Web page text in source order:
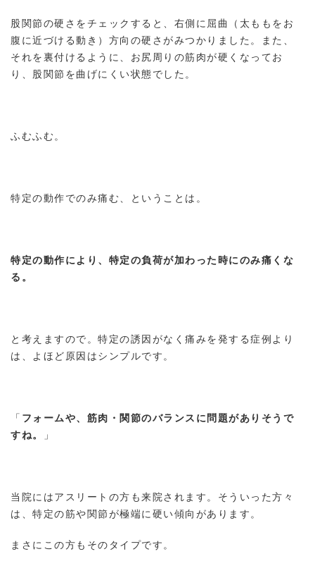
股関節の硬さをチェックすると、右側に屈曲（太ももをお
腹に近づける動き）方向の硬さがみつかりました。また、
それを裏付けるように、お尻周りの筋肉が硬くなってお
り、股関節を曲げにくい状態でした。
ふむふむ。
特定の動作でのみ痛む、ということは。
特定の動作により、特定の負荷が加わった時にのみ痛くな
る。
と考えますので。特定の誘因がなく痛みを発する症例より
は、よほど原因はシンプルです。
「 フォームや、筋肉・関節のバランスに問題がありそうで
すね。
」
当院にはアスリートの方も来院されます。そういった方々
は、特定の筋や関節が極端に硬い傾向があります。
まさにこの方もそのタイプです。